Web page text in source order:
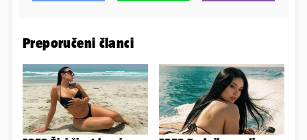
Preporučeni članci